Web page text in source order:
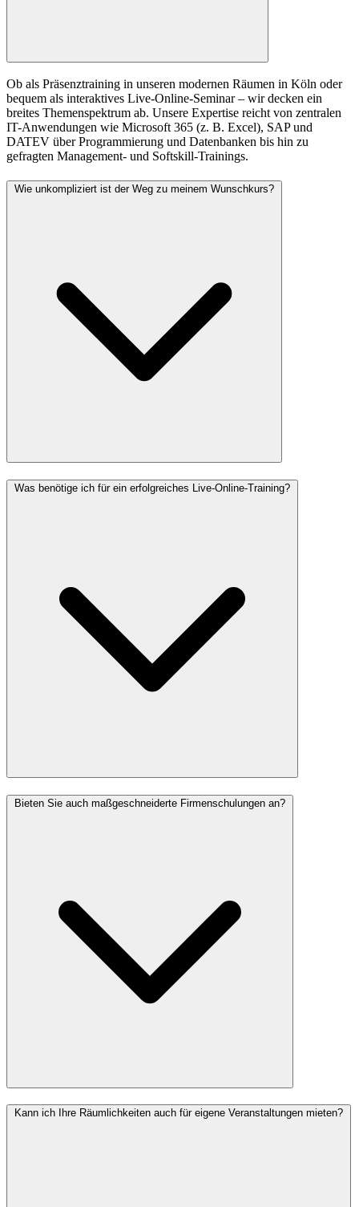
Ob als Präsenztraining in unseren modernen Räumen in Köln oder
bequem als interaktives Live-Online-Seminar – wir decken ein
breites Themenspektrum ab. Unsere Expertise reicht von zentralen
IT-Anwendungen wie Microsoft 365 (z. B. Excel), SAP und
DATEV über Programmierung und Datenbanken bis hin zu
gefragten Management- und Softskill-Trainings.
Wie unkompliziert ist der Weg zu meinem Wunschkurs?
Was benötige ich für ein erfolgreiches Live-Online-Training?
Bieten Sie auch maßgeschneiderte Firmenschulungen an?
Kann ich Ihre Räumlichkeiten auch für eigene Veranstaltungen mieten?